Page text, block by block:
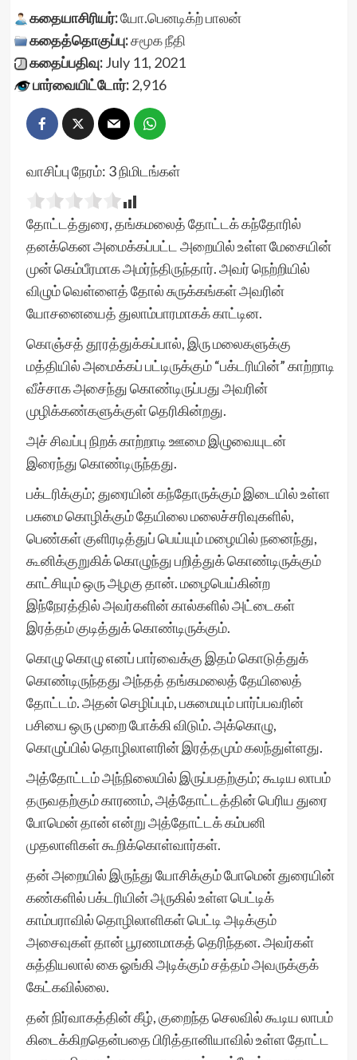
கதையாசிரியர்:யோ.பெனடிக்ற் பாலன்
கதைத்தொகுப்பு:சமூக நீதி
கதைப்பதிவு:July 11, 2021
பார்வையிட்டோர்:2,916
வாசிப்பு நேரம்: 3நிமிடங்கள்
தோட்டத்துரை, தங்கமலைத் தோட்டக் கந்தோரில்
தனக்கென அமைக்கப்பட்ட அறையில் உள்ள மேசையின்
முன் கெம்பீரமாக அமர்ந்திருந்தார். அவர் நெற்றியில்
விழும் வெள்ளைத் தோல் சுருக்கங்கள் அவரின்
யோசனையைத் துலாம்பாரமாகக் காட்டின.
கொஞ்சத் தூரத்துக்கப்பால், இரு மலைகளுக்கு
மத்தியில் அமைக்கப் பட்டிருக்கும் “பக்டரியின்” காற்றாடி
வீச்சாக அசைந்து கொண்டிருப்பது அவரின்
முழிக்கண்களுக்குள் தெரிகின்றது.
அச் சிவப்பு நிறக் காற்றாடி ஊமை இழுவையுடன்
இரைந்து கொண்டிருந்தது.
பக்டரிக்கும்; துரையின் கந்தோருக்கும் இடையில் உள்ள
பசுமை கொழிக்கும் தேயிலை மலைச்சரிவுகளில்,
பெண்கள் குளிரடித்துப் பெய்யும் மழையில் நனைந்து,
கூனிக்குறுகிக் கொழுந்து பறித்துக் கொண்டிருக்கும்
காட்சியும் ஒரு அழகு தான். மழைபெய்கின்ற
இந்நேரத்தில் அவர்களின் கால்களில் அட்டைகள்
இரத்தம் குடித்துக் கொண்டிருக்கும்.
கொழு கொழு எனப் பார்வைக்கு இதம் கொடுத்துக்
கொண்டிருந்தது அந்தத் தங்கமலைத் தேயிலைத்
தோட்டம். அதன் செழிப்பும், பசுமையும் பார்ப்பவரின்
பசியை ஒரு முறை போக்கி விடும். அக்கொழு,
கொழுப்பில் தொழிலாளரின் இரத்தமும் கலந்துள்ளது.
அத்தோட்டம் அந்நிலையில் இருப்பதற்கும்; கூடிய லாபம்
தருவதற்கும் காரணம், அத்தோட்டத்தின் பெரிய துரை
போமென் தான் என்று அத்தோட்டக் கம்பனி
முதலாளிகள் கூறிக்கொள்வார்கள்.
தன் அறையில் இருந்து யோசிக்கும் போமென் துரையின்
கண்களில் பக்டரியின் அருகில் உள்ள பெட்டிக்
காம்பராவில் தொழிலாளிகள் பெட்டி அடிக்கும்
அசைவுகள் தான் பூரணமாகத் தெரிந்தன. அவர்கள்
சுத்தியலால் கை ஓங்கி அடிக்கும் சத்தம் அவருக்குக்
கேட்கவில்லை.
தன் நிர்வாகத்தின் கீழ், குறைந்த செலவில் கூடிய லாபம்
கிடைக்கிறதென்பதை பிரித்தானியாவில் உள்ள தோட்ட